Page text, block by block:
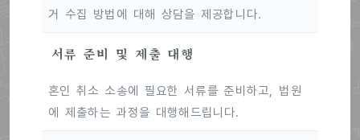
거 수집 방법에 대해 상담을 제공합니다.
서류 준비 및 제출 대행
혼인 취소 소송에 필요한 서류를 준비하고, 법원
에 제출하는 과정을 대행해드립니다.